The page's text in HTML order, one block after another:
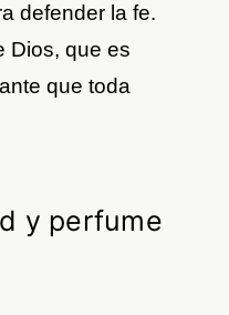
defender la fe.
Dios, que es
que toda
y perfume